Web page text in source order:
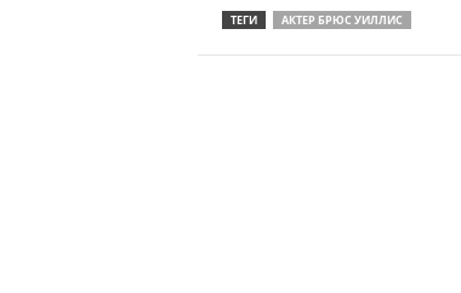
ТЕГИ АКТЕР БРЮС УИЛЛИС